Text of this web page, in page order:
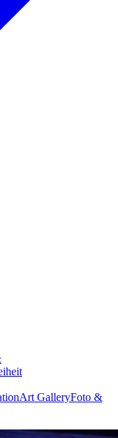
Art GalleryFoto &